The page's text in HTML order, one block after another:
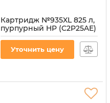
Картридж №935XL 825 л,
пурпурный HP (C2P25AE)
Артикул:CI-HP-C2P25AE-M-XL
Уточнить цену